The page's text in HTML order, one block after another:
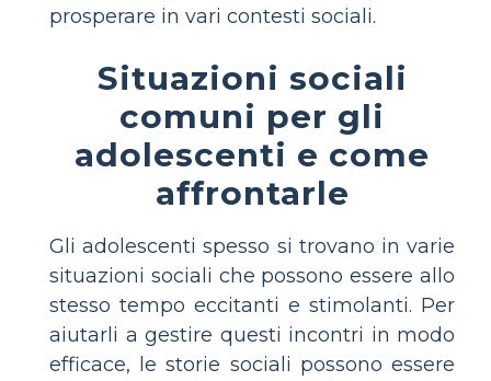
prosperare in vari contesti sociali.
Situazioni sociali
comuni per gli
adolescenti e come
affrontarle
Gli adolescenti spesso si trovano in varie
situazioni sociali che possono essere allo
stesso tempo eccitanti e stimolanti. Per
aiutarli a gestire questi incontri in modo
efficace, le storie sociali possono essere